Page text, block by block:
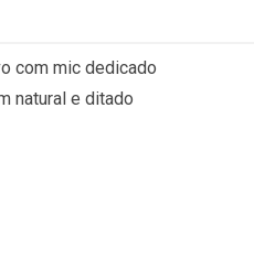
com mic dedicado
natural e ditado